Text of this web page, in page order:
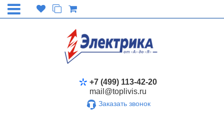
+7 (499) 113-42-20
mail@toplivis.ru
Заказать звонок